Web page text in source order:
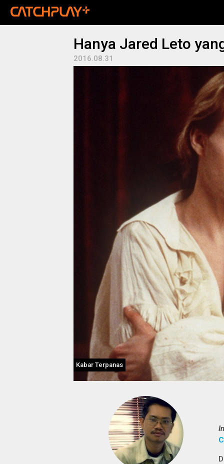
Hanya Jared Leto
2016.08.31
Kabar Terpanas